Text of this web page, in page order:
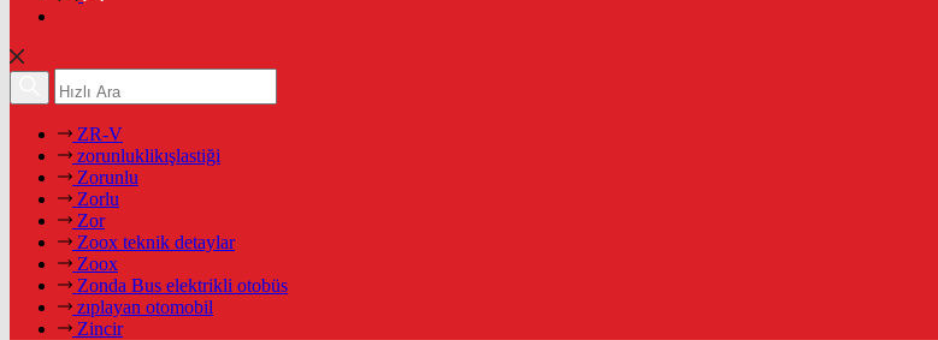
ZR-V
zorunluklikışlastiği
Zorunlu
Zorlu
Zor
Zoox teknik detaylar
Zoox
Zonda Bus elektrikli otobüs
zıplayan otomobil
Zincir